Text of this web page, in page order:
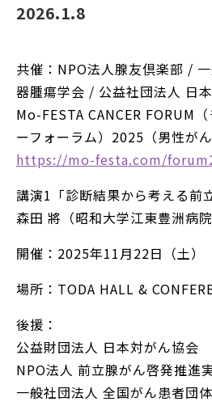
2026.1.8
共催：NPO法人腺友倶楽部 /
器腫瘍学会 / 公益社団法人 日
Mo-FESTA CANCER FORUM
ーフォーラム）2025（男性が
https://mo-festa.com/
講演1「診断結果から考える前
森田 將（昭和大学江東豊洲病
開催：2025年11月22日（土）
場所：TODA HALL &
後援：
公益財団法人 日本対がん協会
NPO法人 前立腺がん啓発推進
一般社団法人 全国がん患者団